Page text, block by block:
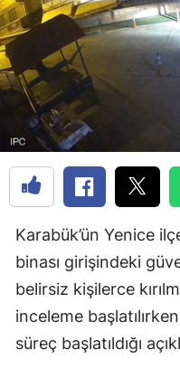
Karabük’ün Yenice
binası girişindeki
belirsiz kişilerce
inceleme
süreç başlatıldığı